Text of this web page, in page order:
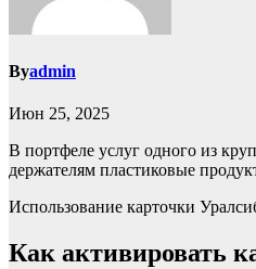
Byadmin
Июн 25, 2025
В портфеле услуг одного из
держателям пластиковые
Использование карточки
Как активировать